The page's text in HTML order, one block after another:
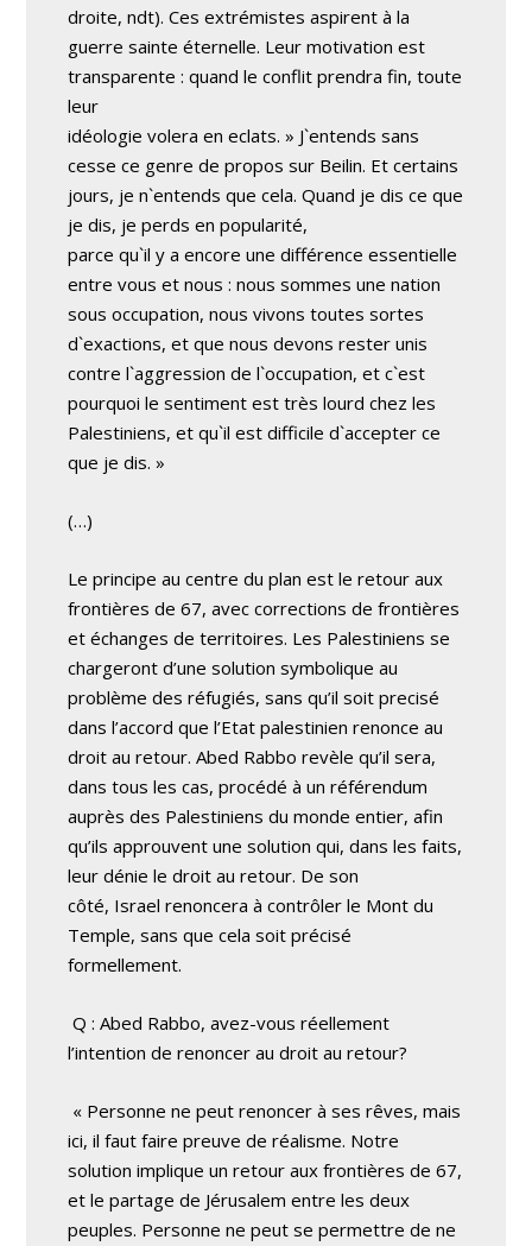
droite, ndt). Ces extrémistes aspirent à la
guerre sainte éternelle. Leur motivation est
transparente : quand le conflit prendra fin, toute
leur
idéologie volera en eclats. » J`entends sans
cesse ce genre de propos sur Beilin. Et certains
jours, je n`entends que cela. Quand je dis ce que
je dis, je perds en popularité,
parce qu`il y a encore une différence essentielle
entre vous et nous : nous sommes une nation
sous occupation, nous vivons toutes sortes
d`exactions, et que nous devons rester unis
contre l`aggression de l`occupation, et c`est
pourquoi le sentiment est très lourd chez les
Palestiniens, et qu`il est difficile d`accepter ce
que je dis. »
(…)
Le principe au centre du plan est le retour aux
frontières de 67, avec corrections de frontières
et échanges de territoires. Les Palestiniens se
chargeront d’une solution symbolique au
problème des réfugiés, sans qu’il soit precisé
dans l’accord que l’Etat palestinien renonce au
droit au retour. Abed Rabbo revèle qu’il sera,
dans tous les cas, procédé à un référendum
auprès des Palestiniens du monde entier, afin
qu’ils approuvent une solution qui, dans les faits,
leur dénie le droit au retour. De son
côté, Israel renoncera à contrôler le Mont du
Temple, sans que cela soit précisé
formellement.
Q : Abed Rabbo, avez-vous réellement
l’intention de renoncer au droit au retour?
« Personne ne peut renoncer à ses rêves, mais
ici, il faut faire preuve de réalisme. Notre
solution implique un retour aux frontières de 67,
et le partage de Jérusalem entre les deux
peuples. Personne ne peut se permettre de ne